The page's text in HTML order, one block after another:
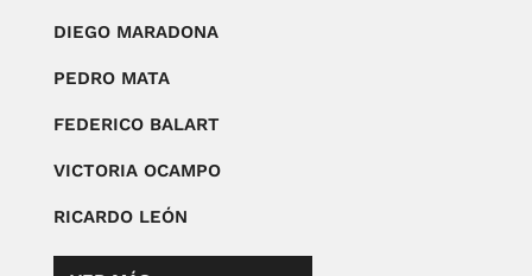
DIEGO MARADONA
PEDRO MATA
FEDERICO BALART
VICTORIA OCAMPO
RICARDO LEÓN